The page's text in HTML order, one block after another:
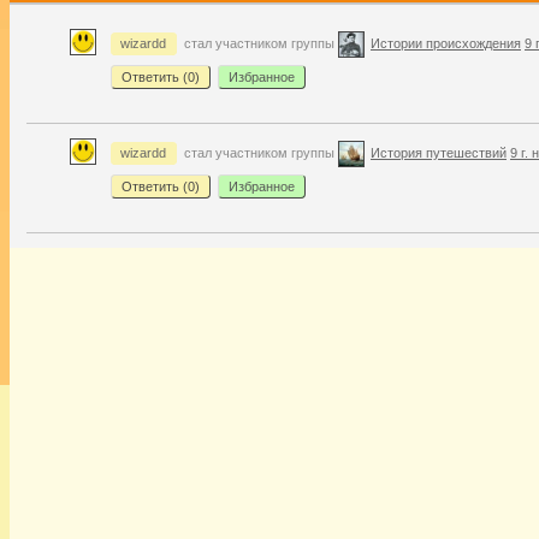
wizardd стал участником группы Истории происхождения 9
Ответить (0) Избранное
wizardd стал участником группы История путешествий 9 г.
Ответить (0) Избранное